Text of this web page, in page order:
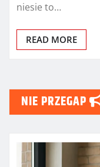
niesie to…
READ MORE
NIE PRZEGAP